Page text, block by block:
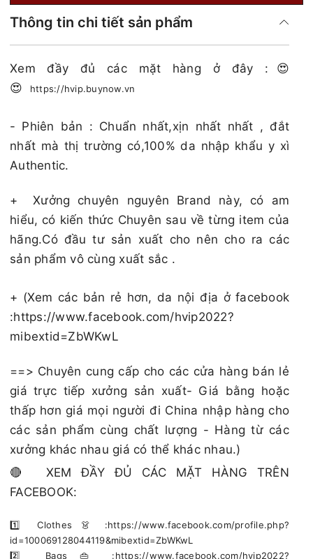
Thông tin chi tiết sản phẩm
Xem đầy đủ các mặt hàng ở đây :😍
😍
https://hvip.buynow.vn
- Phiên bản : Chuẩn nhất,xịn nhất nhất , đắt
nhất mà thị trường có,100% da nhập khẩu y xì
Authentic.
+Xưởng chuyên nguyên Brand này, có am
hiểu, có kiến thức Chuyên sau về từng item của
hãng.Có đầu tư sản xuất cho nên cho ra các
sản phẩm vô cùng xuất sắc .
+ (Xem các bản rẻ hơn, da nội địa ở facebook
:https://www.facebook.com/hvip2022?
mibextid=ZbWKwL
==> Chuyên cung cấp cho các cửa hàng bán lẻ
giá trực tiếp xưởng sản xuất- Giá bằng hoặc
thấp hơn giá mọi người đi China nhập hàng cho
các sản phẩm cùng chất lượng - Hàng từ các
xưởng khác nhau giá có thể khác nhau.)
🔴 XEM ĐẦY ĐỦ CÁC MẶT HÀNG TRÊN
FACEBOOK:
1️⃣ Clothes 👗 :https://www.facebook.com/profile.php?
id=100069128044119&mibextid=ZbWKwL
2️⃣ Bags 👜 :https://www.facebook.com/hvip2022?